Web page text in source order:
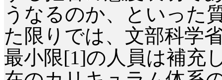
うなるのか、といった
た限りでは、文部科学
最小限[1]の人員は補充